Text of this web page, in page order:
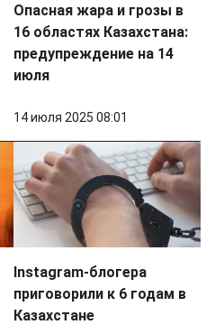
Опасная жара и грозы в
16 областях Казахстана:
предупреждение на 14
июля
14 июля 2025 08:01
Instagram-блогера
приговорили к 6 годам в
Казахстане